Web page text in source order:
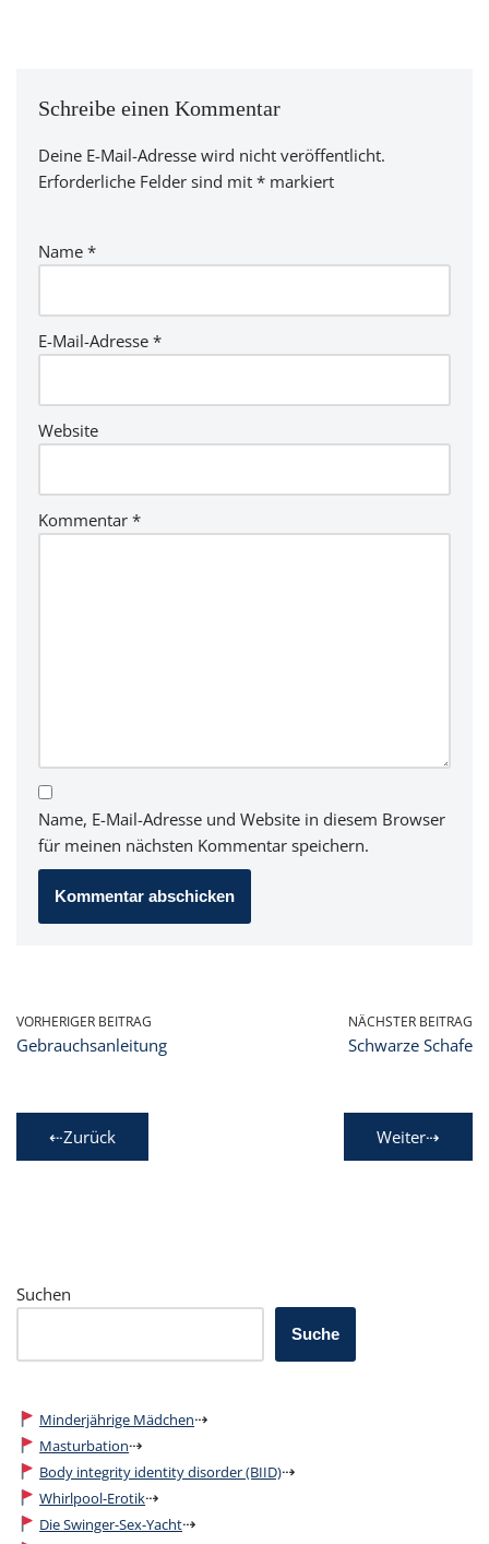
Schreibe einen Kommentar
Deine E-Mail-Adresse wird nicht veröffentlicht.
Erforderliche Felder sind mit * markiert
Name *
E-Mail-Adresse *
Website
Kommentar *
Name, E-Mail-Adresse und Website in diesem Browser
für meinen nächsten Kommentar speichern.
VORHERIGER BEITRAG
Gebrauchsanleitung
NÄCHSTER BEITRAG
Schwarze Schafe
⇠Zurück Weiter⇢
Suchen
Suche
Minderjährige Mädchen⇢
Masturbation⇢
Body integrity identity disorder (BIID)⇢
Whirlpool-Erotik⇢
Die Swinger-Sex-Yacht⇢